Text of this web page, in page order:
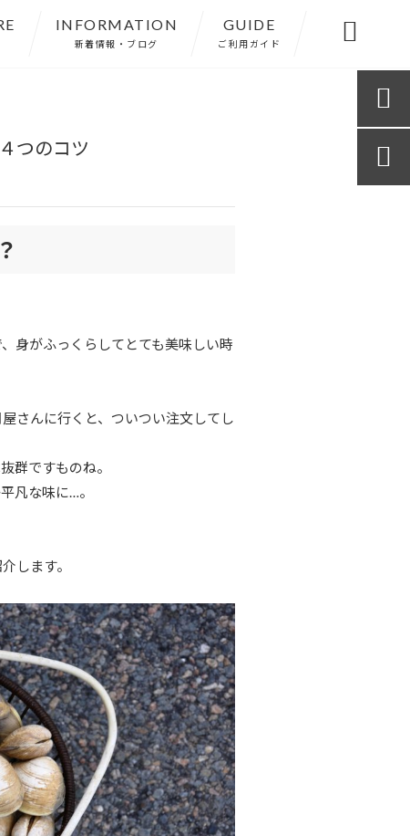
INFORMATION
新着情報・ブログ
GUIDE
ご利用ガイド 
つのコツ
身がふっくらしてとても美味しい時
さんに行くと、ついつい注文してし
群ですものね。
凡な味に…。
します。

